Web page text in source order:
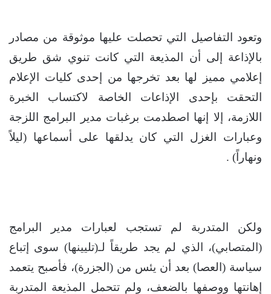
وتعود التفاصيل التي تحصلت عليها موثوقة من مصادر
بالإذاعة إلى أن المذيعة التي كانت تنوي شق طريق
إعلامي مميز لها بعد تخرجها من إحدى كليات الإعلام
التحقت بإحدى الإذاعات الخاصة لاكتساب الخبرة
اللازمة، إلا إنها اصطدمت برغبات مدير البرامج اللزجة
وعبارات الغزل التي كان يدلقها على أسماعها (ليلاً
ونهاراً) .
ولكن المتدربة لم تستجب لعبارات مدير البرامج
(المتصابي)، الذي لم يجد طريقاً لـ(تليينها) سوى إتباع
سياسة (العصا) بعد أن يئس من (الجزرة)، فأصبح يتعمد
إهانتها ووصفها بالضعف، ولم تتحمل المذيعة المتدربة